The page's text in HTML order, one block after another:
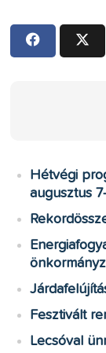
Hétvégi
augusztus
Fesztivált
Lecsóval